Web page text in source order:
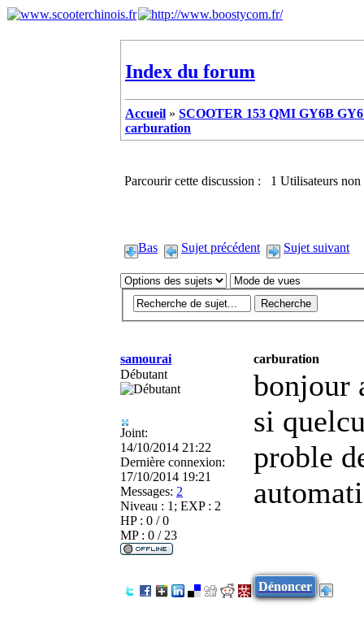
Index du forum
Accueil » SCOOTER 153 QMI GY6B
carburation
Parcourir cette discussion : 1 Utilisateurs non
Bas Sujet précédent Sujet suivant
samourai
carburation
Débutant
Joint:
14/10/2014 21:22
Dernière connexion:
17/10/2014 19:21
Messages: 2
Niveau : 1; EXP : 2
HP : 0 / 0
MP : 0 / 23
bonjour
si
proble
Dénoncer